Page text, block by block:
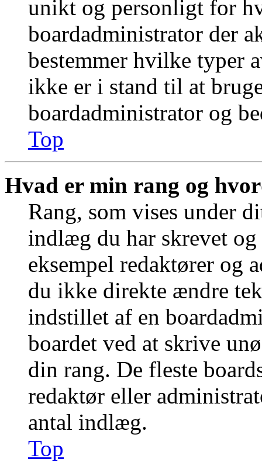
unikt og personligt for
boardadministrator der
bestemmer hvilke typer
ikke er i stand til at
boardadministrator og
Top
Hvad er min rang og
Rang, som vises under
indlæg du har skrevet
eksempel redaktører og
du ikke direkte ændre
indstillet af en
boardet ved at skrive
din rang. De fleste
redaktør eller
antal indlæg.
Top